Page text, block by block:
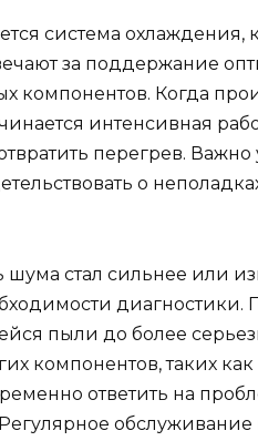
система охлаждения,
за поддержание
компонентов. Когда
интенсивная
перегрев.
о
шума стал сильнее или
диагностики.
пыли до более
компонентов, таких
ответить на
обслуживание